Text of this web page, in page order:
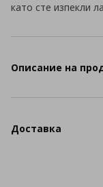
като сте изпекли
Описание на
Доставка